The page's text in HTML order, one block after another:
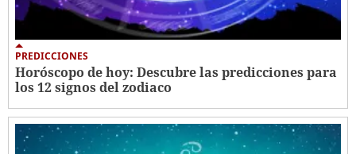
PREDICCIONES
Horóscopo de hoy: Descubre las predicciones para
los 12 signos del zodiaco